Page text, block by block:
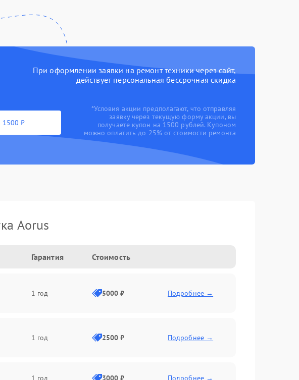
При оформлении заявки на ремонт техники через сайт,
действует персональная бессрочная скидка
1500 ₽
*Условия акции предполагают, что отправляя
заявку через текущую форму акции, вы
получаете купон на 1500 рублей. Купоном
можно оплатить до 25% от стоимости ремонта
Aorus
Гарантия Стоимость
1 год 5000 ₽ Подробнее →
1 год 2500 ₽ Подробнее →
1 год 3000 ₽ Подробнее →